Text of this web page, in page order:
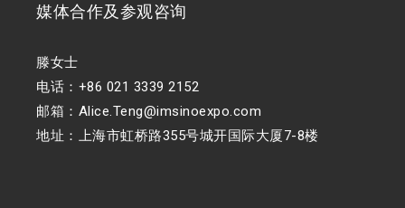
媒体合作及参观咨询
滕女士
电话：+86 021 3339 2152
邮箱：Alice.Teng@imsinoexpo.com
地址：上海市虹桥路355号城开国际大厦7-8楼